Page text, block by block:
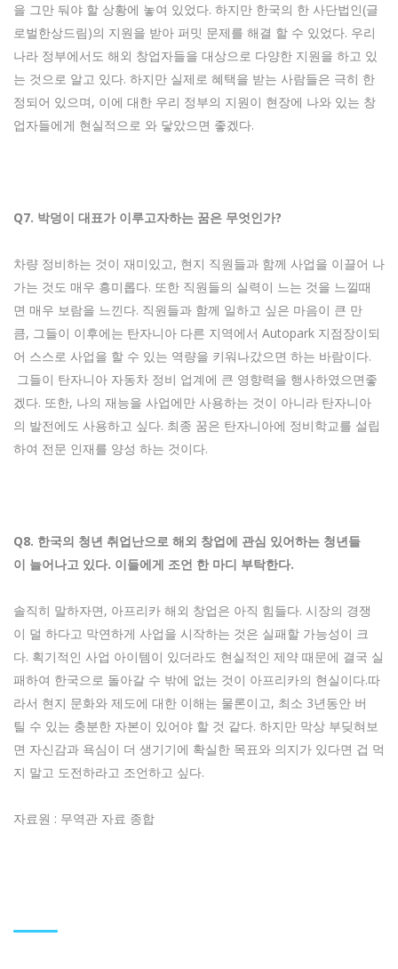
을 그만 둬야 할 상황에 놓여 있었다. 하지만 한국의 한 사단법인(글
로벌한상드림)의 지원을 받아 퍼밋 문제를 해결 할 수 있었다. 우리
나라 정부에서도 해외 창업자들을 대상으로 다양한 지원을 하고 있
는 것으로 알고 있다. 하지만 실제로 혜택을 받는 사람들은 극히 한
정되어 있으며, 이에 대한 우리 정부의 지원이 현장에 나와 있는 창
업자들에게 현실적으로 와 닿았으면 좋겠다.
Q7. 박덩이 대표가 이루고자하는 꿈은 무엇인가?
차량 정비하는 것이 재미있고, 현지 직원들과 함께 사업을 이끌어 나
가는 것도 매우 흥미롭다. 또한 직원들의 실력이 느는 것을 느낄때
면 매우 보람을 느낀다. 직원들과 함께 일하고 싶은 마음이 큰 만
큼, 그들이 이후에는 탄자니아 다른 지역에서 Autopark 지점장이되
어 스스로 사업을 할 수 있는 역량을 키워나갔으면 하는 바람이다.
그들이 탄자니아 자동차 정비 업계에 큰 영향력을 행사하였으면좋
겠다. 또한, 나의 재능을 사업에만 사용하는 것이 아니라 탄자니아
의 발전에도 사용하고 싶다. 최종 꿈은 탄자니아에 정비학교를 설립
하여 전문 인재를 양성 하는 것이다.
Q8. 한국의 청년 취업난으로 해외 창업에 관심 있어하는 청년들
이 늘어나고 있다. 이들에게 조언 한 마디 부탁한다.
솔직히 말하자면, 아프리카 해외 창업은 아직 힘들다. 시장의 경쟁
이 덜 하다고 막연하게 사업을 시작하는 것은 실패할 가능성이 크
다. 획기적인 사업 아이템이 있더라도 현실적인 제약 때문에 결국 실
패하여 한국으로 돌아갈 수 밖에 없는 것이 아프리카의 현실이다.따
라서 현지 문화와 제도에 대한 이해는 물론이고, 최소 3년동안 버
틸 수 있는 충분한 자본이 있어야 할 것 같다. 하지만 막상 부딪혀보
면 자신감과 욕심이 더 생기기에 확실한 목표와 의지가 있다면 겁 먹
지 말고 도전하라고 조언하고 싶다.
자료원 : 무역관 자료 종합